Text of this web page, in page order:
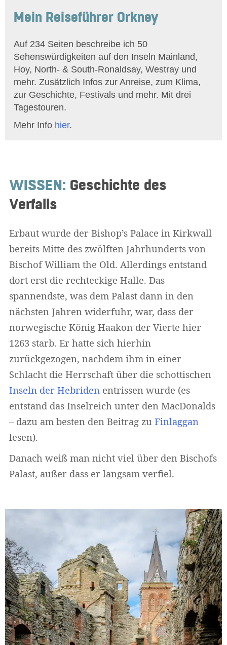
Mein Reiseführer Orkney
Auf 234 Seiten beschreibe ich 50
Sehenswürdigkeiten auf den Inseln Mainland,
Hoy, North- & South-Ronaldsay, Westray und
mehr. Zusätzlich Infos zur Anreise, zum Klima,
zur Geschichte, Festivals und mehr. Mit drei
Tagestouren.
Mehr Info hier.
WISSEN: Geschichte des
Verfalls
Erbaut wurde der Bishop’s Palace in Kirkwall
bereits Mitte des zwölften Jahrhunderts von
Bischof William the Old. Allerdings entstand
dort erst die rechteckige Halle. Das
spannendste, was dem Palast dann in den
nächsten Jahren widerfuhr, war, dass der
norwegische König Haakon der Vierte hier
1263 starb. Er hatte sich hierhin
zurückgezogen, nachdem ihm in einer
Schlacht die Herrschaft über die schottischen
Inseln der Hebriden entrissen wurde (es
entstand das Inselreich unter den MacDonalds
– dazu am besten den Beitrag zu Finlaggan
lesen).
Danach weiß man nicht viel über den Bischofs
Palast, außer dass er langsam verfiel.